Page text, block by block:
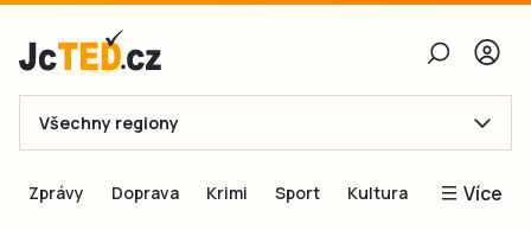
E-mail
Všechny regiony
Zprávy Doprava Krimi Sport Kultura Více